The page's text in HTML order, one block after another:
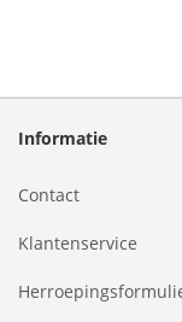
Informatie
Contact
Klantenservice